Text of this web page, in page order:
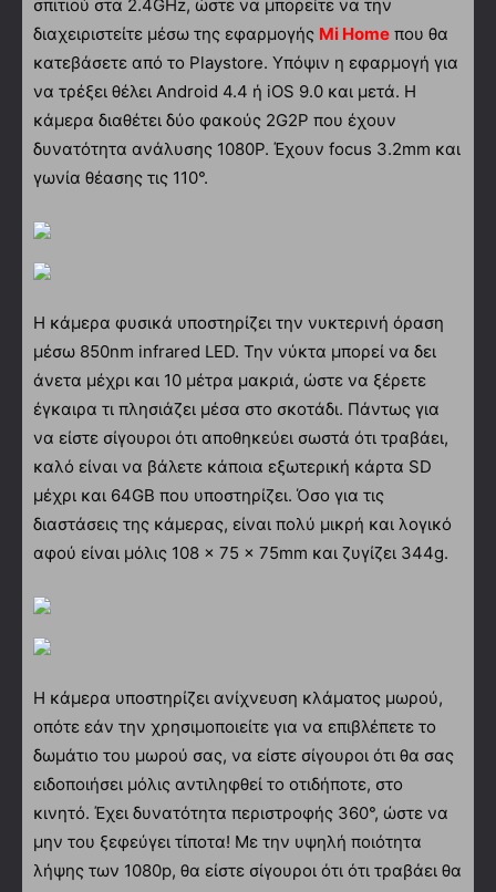
σπιτιού στα 2.4GHz, ώστε να μπορείτε να την
διαχειριστείτε μέσω της εφαρμογής Mi Home που θα
κατεβάσετε από το Playstore. Υπόψιν η εφαρμογή για
να τρέξει θέλει Android 4.4 ή iOS 9.0 και μετά. Η
κάμερα διαθέτει δύο φακούς 2G2P που έχουν
δυνατότητα ανάλυσης 1080P. Έχουν focus 3.2mm και
γωνία θέασης τις 110°.
Η κάμερα φυσικά υποστηρίζει την νυκτερινή όραση
μέσω 850nm infrared LED. Την νύκτα μπορεί να δει
άνετα μέχρι και 10 μέτρα μακριά, ώστε να ξέρετε
έγκαιρα τι πλησιάζει μέσα στο σκοτάδι. Πάντως για
να είστε σίγουροι ότι αποθηκεύει σωστά ότι τραβάει,
καλό είναι να βάλετε κάποια εξωτερική κάρτα SD
μέχρι και 64GB που υποστηρίζει. Όσο για τις
διαστάσεις της κάμερας, είναι πολύ μικρή και λογικό
αφού είναι μόλις 108 × 75 × 75mm και ζυγίζει 344g.
Η κάμερα υποστηρίζει ανίχνευση κλάματος μωρού,
οπότε εάν την χρησιμοποιείτε για να επιβλέπετε το
δωμάτιο του μωρού σας, να είστε σίγουροι ότι θα σας
ειδοποιήσει μόλις αντιληφθεί το οτιδήποτε, στο
κινητό. Έχει δυνατότητα περιστροφής 360°, ώστε να
μην του ξεφεύγει τίποτα! Με την υψηλή ποιότητα
λήψης των 1080p, θα είστε σίγουροι ότι ότι τραβάει θα